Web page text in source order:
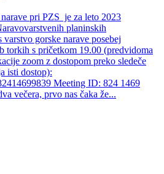
pri PZS je za leto 2023
planinskih
gorske narave posebej
torkih s pričetkom 19.00 (predvidoma
zoom z dostopom preko sledeče
isti dostop):
Meeting ID: 824 1469
večera, prvo nas čaka že...